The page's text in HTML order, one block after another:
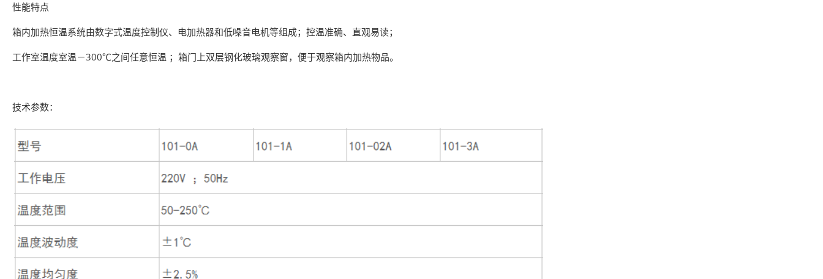
性能特点
箱内加热恒温系统由数字式温度控制仪、电加热器和低噪音电机等组成；控温准确、直观易读；
工作室温度室温－300℃之间任意恒温 ；箱门上双层钢化玻璃观察窗，便于观察箱内加热物品。
技术参数：